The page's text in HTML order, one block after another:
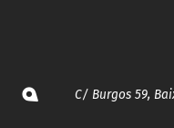
C/ Burgos 59,